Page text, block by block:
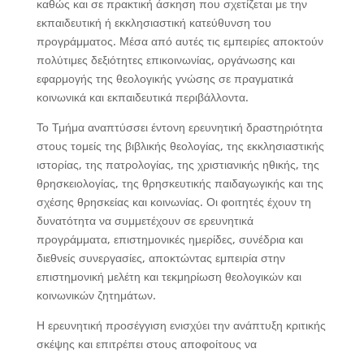
καθώς και σε πρακτική άσκηση που σχετίζεται με την
εκπαιδευτική ή εκκλησιαστική κατεύθυνση του
προγράμματος. Μέσα από αυτές τις εμπειρίες αποκτούν
πολύτιμες δεξιότητες επικοινωνίας, οργάνωσης και
εφαρμογής της θεολογικής γνώσης σε πραγματικά
κοινωνικά και εκπαιδευτικά περιβάλλοντα.
Το Τμήμα αναπτύσσει έντονη ερευνητική δραστηριότητα
στους τομείς της βιβλικής θεολογίας, της εκκλησιαστικής
ιστορίας, της πατρολογίας, της χριστιανικής ηθικής, της
θρησκειολογίας, της θρησκευτικής παιδαγωγικής και της
σχέσης θρησκείας και κοινωνίας. Οι φοιτητές έχουν τη
δυνατότητα να συμμετέχουν σε ερευνητικά
προγράμματα, επιστημονικές ημερίδες, συνέδρια και
διεθνείς συνεργασίες, αποκτώντας εμπειρία στην
επιστημονική μελέτη και τεκμηρίωση θεολογικών και
κοινωνικών ζητημάτων.
Η ερευνητική προσέγγιση ενισχύει την ανάπτυξη κριτικής
σκέψης και επιτρέπει στους αποφοίτους να